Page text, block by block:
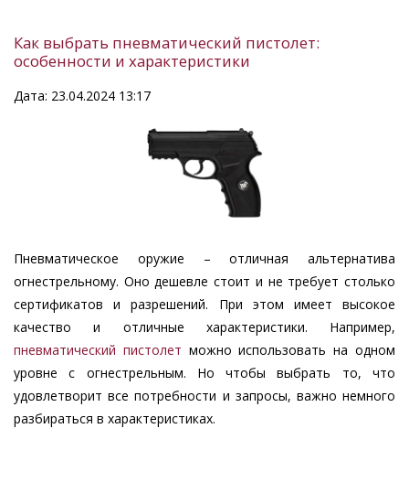
Как выбрать пневматический пистолет:
особенности и характеристики
Дата: 23.04.2024 13:17
Пневматическое оружие – отличная альтернатива
огнестрельному. Оно дешевле стоит и не требует столько
сертификатов и разрешений. При этом имеет высокое
качество и отличные характеристики. Например,
пневматический пистолет можно использовать на одном
уровне с огнестрельным. Но чтобы выбрать то, что
удовлетворит все потребности и запросы, важно немного
разбираться в характеристиках.